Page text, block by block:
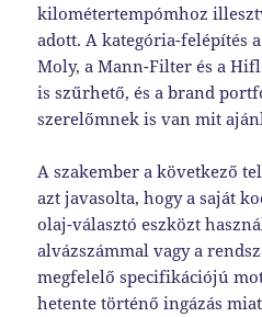
kilométertempómhoz
adott. A kategória-felépítés
Moly, a Mann-Filter és a
is szűrhető, és a brand
szerelőmnek is van mit
A szakember a következő
azt javasolta, hogy a saját
olaj-választó eszközt
alvázszámmal vagy a
megfelelő specifikációjú
hetente történő ingázás